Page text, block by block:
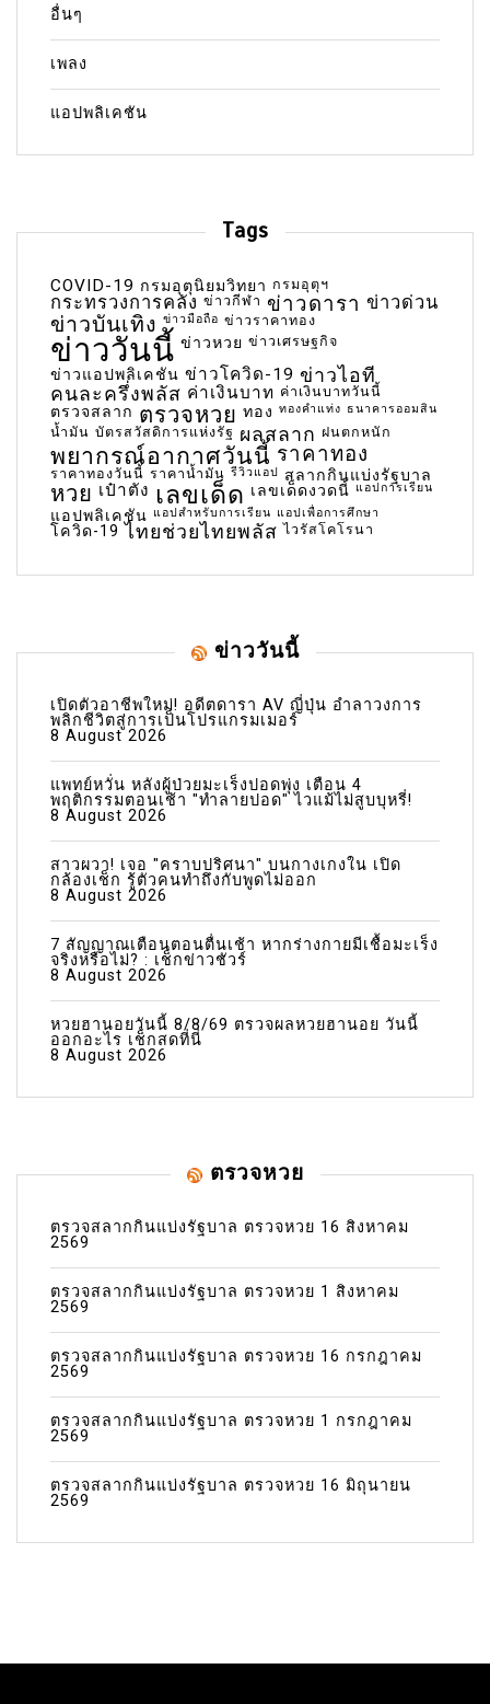
อื่นๆ
เพลง
แอปพลิเคชัน
Tags
COVID-19 กรมอุตุนิยมวิทยา กรมอุตุฯ
กระทรวงการคลัง ข่าวกีฬา ข่าวดารา ข่าวด่วน
ข่าวบันเทิง ข่าวมือถือ ข่าวราคาทอง
ข่าววันนี้ ข่าวหวย ข่าวเศรษฐกิจ
ข่าวแอปพลิเคชัน ข่าวโควิด-19 ข่าวไอที
คนละครึ่งพลัส ค่าเงินบาท ค่าเงินบาทวันนี้
ตรวจสลาก ตรวจหวย ทอง ทองคำแท่ง ธนาคารออมสิน
น้ำมัน บัตรสวัสดิการแห่งรัฐ ผลสลาก ฝนตกหนัก
พยากรณ์อากาศวันนี้ ราคาทอง
ราคาทองวันนี้ ราคาน้ำมัน รีวิวแอป สลากกินแบ่งรัฐบาล
หวย เป๋าตัง เลขเด็ด เลขเด็ดงวดนี้ แอปการเรียน
แอปพลิเคชัน แอปสำหรับการเรียน แอปเพื่อการศึกษา
โควิด-19 ไทยช่วยไทยพลัส ไวรัสโคโรนา
ข่าววันนี้
เปิดตัวอาชีพใหม่! อดีตดารา AV ญี่ปุ่น อำลาวงการ
พลิกชีวิตสู่การเป็นโปรแกรมเมอร์
8 August 2026
แพทย์หวั่น หลังผู้ป่วยมะเร็งปอดพุ่ง เตือน 4
พฤติกรรมตอนเช้า "ทำลายปอด" ไวแม้ไม่สูบบุหรี่!
8 August 2026
สาวผวา! เจอ "คราบปริศนา" บนกางเกงใน เปิด
กล้องเช็ก รู้ตัวคนทำถึงกับพูดไม่ออก
8 August 2026
7 สัญญาณเตือนตอนตื่นเช้า หากร่างกายมีเชื้อมะเร็ง
จริงหรือไม่? : เช็กข่าวชัวร์
8 August 2026
หวยฮานอยวันนี้ 8/8/69 ตรวจผลหวยฮานอย วันนี้
ออกอะไร เช็กสดที่นี่
8 August 2026
ตรวจหวย
ตรวจสลากกินแบ่งรัฐบาล ตรวจหวย 16 สิงหาคม
2569
ตรวจสลากกินแบ่งรัฐบาล ตรวจหวย 1 สิงหาคม
2569
ตรวจสลากกินแบ่งรัฐบาล ตรวจหวย 16 กรกฎาคม
2569
ตรวจสลากกินแบ่งรัฐบาล ตรวจหวย 1 กรกฎาคม
2569
ตรวจสลากกินแบ่งรัฐบาล ตรวจหวย 16 มิถุนายน
2569